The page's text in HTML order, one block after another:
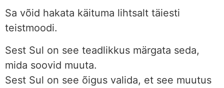
Sa võid hakata käituma lihtsalt täiesti
teistmoodi.
Sest Sul on see teadlikkus märgata seda,
mida soovid muuta.
Sest Sul on see õigus valida, et see muutus